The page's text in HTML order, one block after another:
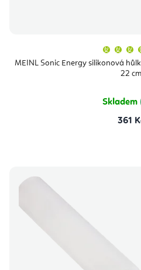
MEINL Sonic Energy silikonová
22 cm
Skladem
361